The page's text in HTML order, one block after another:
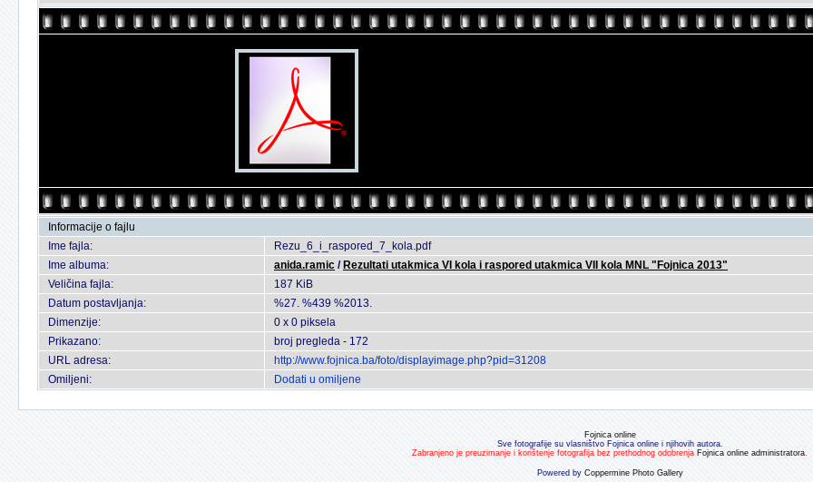
Informacije o fajlu
Ime fajla:
Rezu_6_i_raspored_7_kola.pdf
Ime albuma:
anida.ramic / Rezultati utakmica VI kola i raspored utakmica VII kola MNL "Fojnica 2013"
Veličina fajla:
187 KiB
Datum postavljanja:
%27. %439 %2013.
Dimenzije:
0 x 0 piksela
Prikazano:
broj pregleda - 172
URL adresa:
http://www.fojnica.ba/foto/displayimage.php?pid=31208
Omiljeni:
Dodati u omiljene
Fojnica online
Sve fotografije su vlasništvo Fojnica online i njihovih autora.
Zabranjeno je preuzimanje i korištenje fotografija bez prethodnog odobrenja Fojnica online administratora.
Powered by Coppermine Photo Gallery